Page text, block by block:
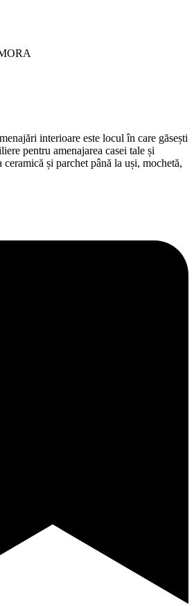
interioare este locul în care găsești
pentru amenajarea casei tale și
și parchet până la uși, mochetă,